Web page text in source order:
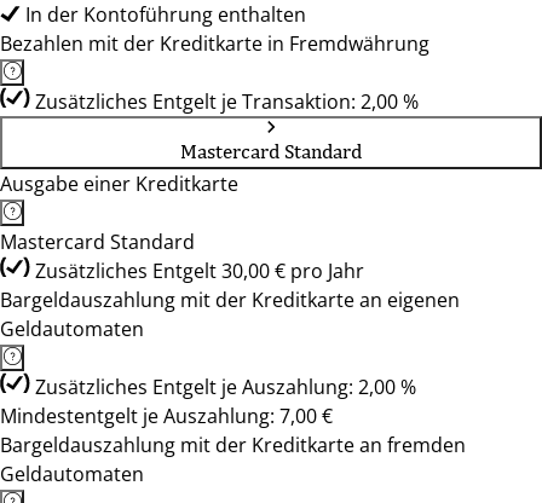
In der Kontoführung enthalten
Bezahlen mit der Kreditkarte in Fremdwährung
Zusätzliches Entgelt je Transaktion: 2,00 %
Mastercard Standard
Ausgabe einer Kreditkarte
Mastercard Standard
Zusätzliches Entgelt 30,00 € pro Jahr
Bargeldauszahlung mit der Kreditkarte an eigenen
Geldautomaten
Zusätzliches Entgelt je Auszahlung: 2,00 %
Mindestentgelt je Auszahlung: 7,00 €
Bargeldauszahlung mit der Kreditkarte an fremden
Geldautomaten